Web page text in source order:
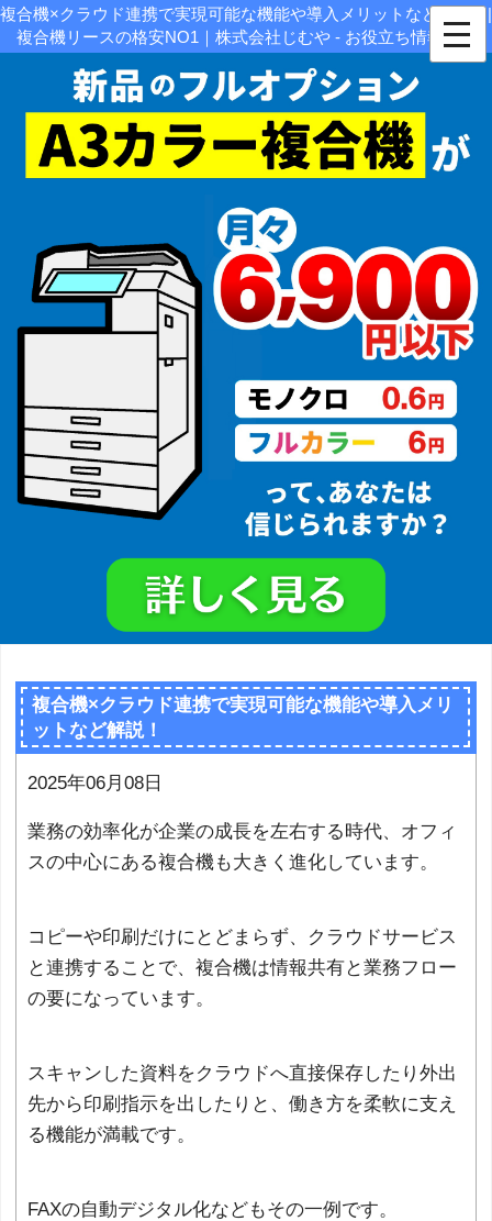
複合機×クラウド連携で実現可能な機能や導入メリットなど解説！|
複合機リースの格安NO1｜株式会社じむや - お役立ち情報関連
複合機×クラウド連携で実現可能な機能や導入メリ
ットなど解説！
2025年06月08日
業務の効率化が企業の成長を左右する時代、オフィ
スの中心にある複合機も大きく進化しています。
コピーや印刷だけにとどまらず、クラウドサービス
と連携することで、複合機は情報共有と業務フロー
の要になっています。
スキャンした資料をクラウドへ直接保存したり外出
先から印刷指示を出したりと、働き方を柔軟に支え
る機能が満載です。
FAXの自動デジタル化などもその一例です。